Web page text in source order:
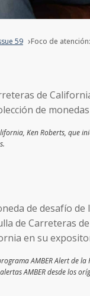
59 Foco de
Ken Roberts, que
AMBER Alert de
AMBER desde los